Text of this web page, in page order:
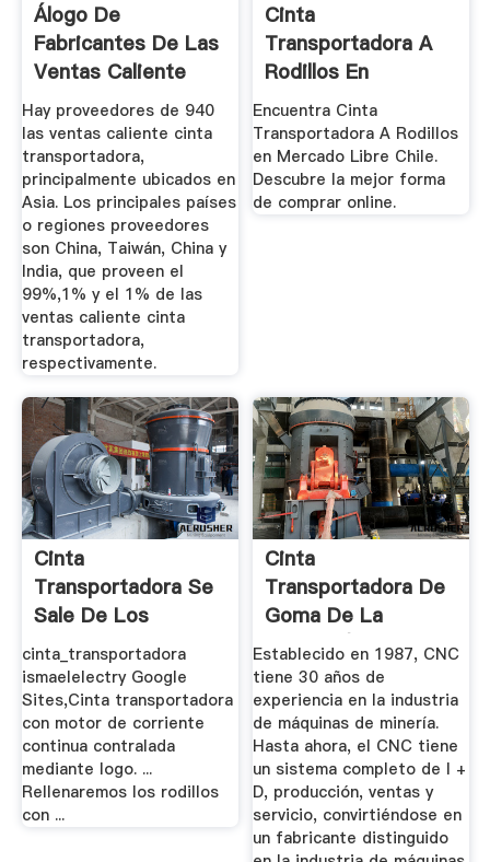
Álogo De
Fabricantes De Las
Ventas Caliente
Cinta ...
Hay proveedores de 940
las ventas caliente cinta
transportadora,
principalmente ubicados en
Asia. Los principales países
o regiones proveedores
son China, Taiwán, China y
India, que proveen el
99%,1% y el 1% de las
ventas caliente cinta
transportadora,
respectivamente.
Cinta
Transportadora A
Rodillos En
Mercado Libre Chile
Encuentra Cinta
Transportadora A Rodillos
en Mercado Libre Chile.
Descubre la mejor forma
de comprar online.
Cinta
Transportadora Se
Sale De Los
Rodillos
cinta_transportadora
ismaelelectry Google
Sites,Cinta transportadora
con motor de corriente
continua contralada
mediante logo. ...
Rellenaremos los rodillos
con ...
Cinta
Transportadora De
Goma De La
Máquina( Mejor
Venta)
Establecido en 1987, CNC
tiene 30 años de
experiencia en la industria
de máquinas de minería.
Hasta ahora, el CNC tiene
un sistema completo de I +
D, producción, ventas y
servicio, convirtiéndose en
un fabricante distinguido